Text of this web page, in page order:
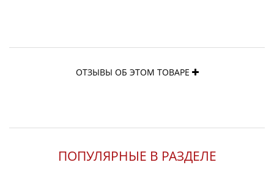
ОТЗЫВЫ ОБ ЭТОМ ТОВАРЕ
ПОПУЛЯРНЫЕ В РАЗДЕЛЕ